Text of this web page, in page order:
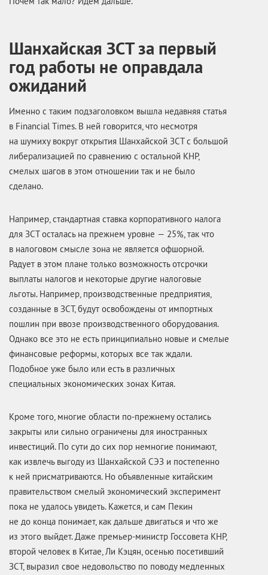
Шанхайская ЗСТ за первый
год работы не оправдала
ожиданий
Именно с таким подзаголовком вышла недавняя статья
в Financial Times. В ней говорится, что несмотря
на шумиху вокруг открытия Шанхайской ЗСТ с большой
либерализацией по сравнению с остальной КНР,
смелых шагов в этом отношении так и не было
сделано.
Например, стандартная ставка корпоративного налога
для ЗСТ осталась на прежнем уровне — 25%, так что
в налоговом смысле зона не является офшорной.
Радует в этом плане только возможность отсрочки
выплаты налогов и некоторые другие налоговые
льготы. Например, производственные предприятия,
созданные в ЗСТ, будут освобождены от импортных
пошлин при ввозе производственного оборудования.
Однако все это не есть принципиально новые и смелые
финансовые реформы, которых все так ждали.
Подобное уже было или есть в различных
специальных экономических зонах Китая.
Кроме того, многие области по-прежнемуостались
закрыты или сильно ограничены для иностранных
инвестиций. По сути до сих пор немногие понимают,
как извлечь выгоду из Шанхайской СЭЗ и постепенно
к ней присматриваются. Но объявленные китайским
правительством смелый экономический эксперимент
пока не удалось увидеть. Кажется, и сам Пекин
не до конца понимает, как дальше двигаться и что же
из этого выйдет. Даже премьер-министр Госсовета КНР,
второй человек в Китае, Ли Кэцян, осенью посетивший
ЗСТ, выразил свое недовольство по поводу медленных